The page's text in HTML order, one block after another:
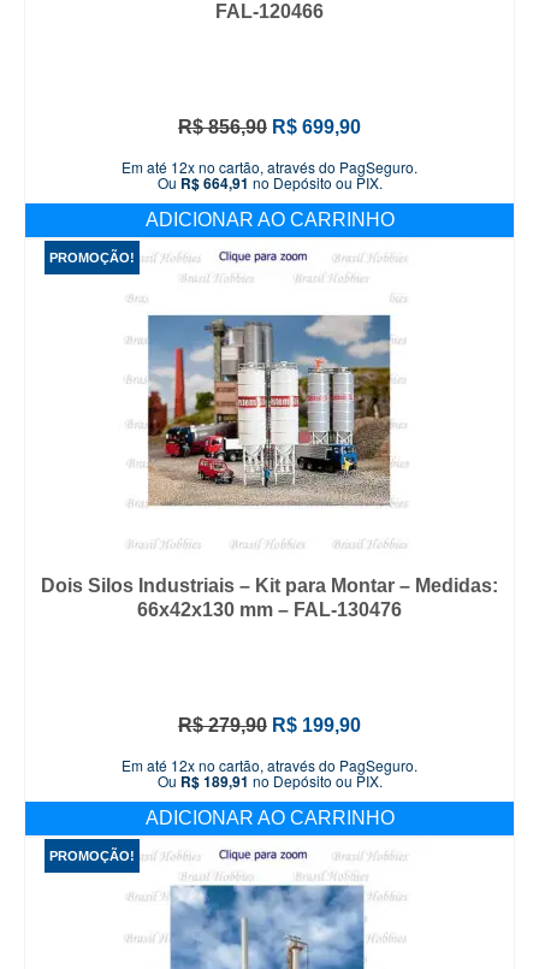
FAL-120466
R$856,90 O
original
era:
R$ 856,90.
R$ 699,90O
atual
é:
R$ 699,90.
Em até 12x no cartão, através do PagSeguro.
Ou R$664,91 no Depósito ou PIX.
ADICIONAR AO CARRINHO
PROMOÇÃO!
Dois Silos Industriais – Kit para Montar – Medidas:
66x42x130 mm – FAL-130476
R$279,90 O
original
era:
R$ 279,90.
R$ 199,90O
atual
é:
R$ 199,90.
Em até 12x no cartão, através do PagSeguro.
Ou R$189,91 no Depósito ou PIX.
ADICIONAR AO CARRINHO
PROMOÇÃO!